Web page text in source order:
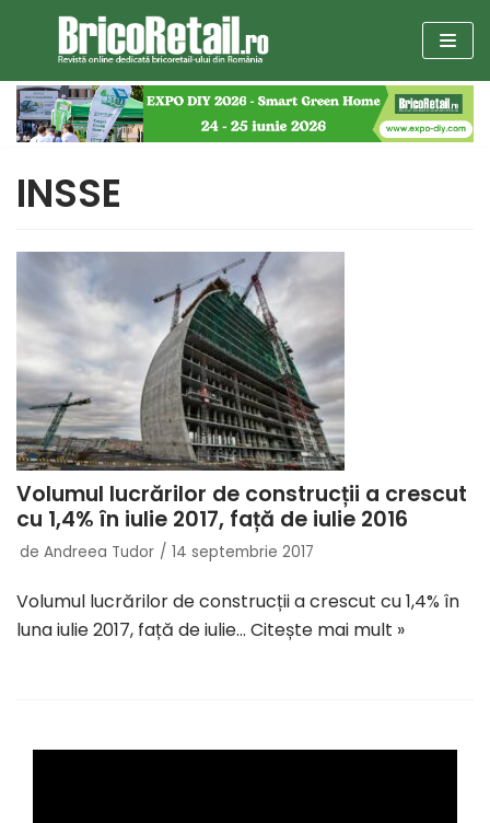
la
conținut
INSSE
Volumul lucrărilor de construcții a crescut
cu 1,4% în iulie 2017, față de iulie 2016
de Andreea Tudor 14 septembrie 2017
Volumul lucrărilor de construcții a crescut cu 1,4% în
luna iulie 2017, față de iulie… Citește mai mult »